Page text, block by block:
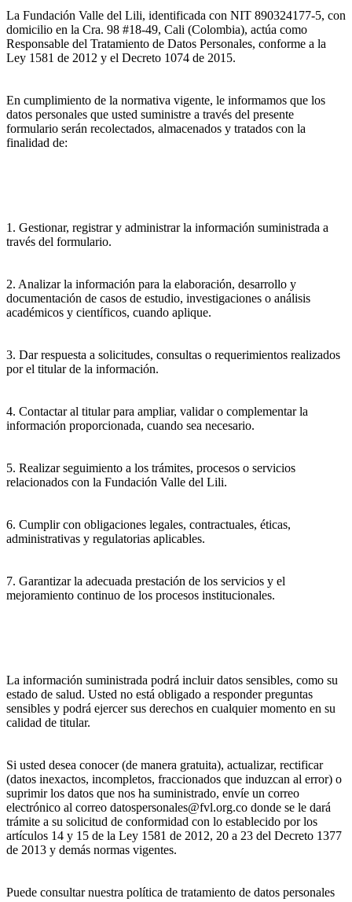
La Fundación Valle del Lili, identificada con NIT 890324177-5, con
domicilio en la Cra. 98 #18-49, Cali (Colombia), actúa como
Responsable del Tratamiento de Datos Personales, conforme a la
Ley 1581 de 2012 y el Decreto 1074 de 2015.
En cumplimiento de la normativa vigente, le informamos que los
datos personales que usted suministre a través del presente
formulario serán recolectados, almacenados y tratados con la
finalidad de:
1. Gestionar, registrar y administrar la información suministrada a
través del formulario.
2. Analizar la información para la elaboración, desarrollo y
documentación de casos de estudio, investigaciones o análisis
académicos y científicos, cuando aplique.
3. Dar respuesta a solicitudes, consultas o requerimientos realizados
por el titular de la información.
4. Contactar al titular para ampliar, validar o complementar la
información proporcionada, cuando sea necesario.
5. Realizar seguimiento a los trámites, procesos o servicios
relacionados con la Fundación Valle del Lili.
6. Cumplir con obligaciones legales, contractuales, éticas,
administrativas y regulatorias aplicables.
7. Garantizar la adecuada prestación de los servicios y el
mejoramiento continuo de los procesos institucionales.
La información suministrada podrá incluir datos sensibles, como su
estado de salud. Usted no está obligado a responder preguntas
sensibles y podrá ejercer sus derechos en cualquier momento en su
calidad de titular.
Si usted desea conocer (de manera gratuita), actualizar, rectificar
(datos inexactos, incompletos, fraccionados que induzcan al error) o
suprimir los datos que nos ha suministrado, envíe un correo
electrónico al correo datospersonales@fvl.org.co donde se le dará
trámite a su solicitud de conformidad con lo establecido por los
artículos 14 y 15 de la Ley 1581 de 2012, 20 a 23 del Decreto 1377
de 2013 y demás normas vigentes.
Puede consultar nuestra política de tratamiento de datos personales